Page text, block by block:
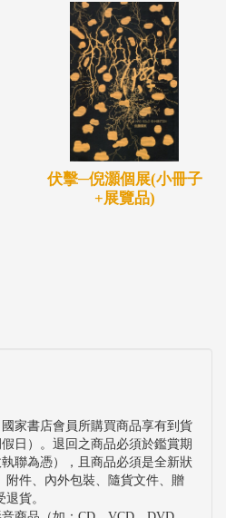
伏擊─倪灝個展(小冊子
+展覽品)
家書店會員所購買商品享有到貨
日）。退回之商品必須於鑑賞期
聯為憑），且商品必須是全新狀
附件、內外包裝、隨貨文件、贈
貨。